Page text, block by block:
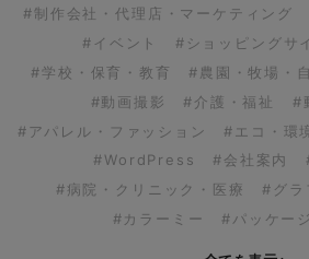
#制作会社・代理店・マーケティング
#イベント
#ショッピングサ
#学校・保育・教育
#農園・牧場・
#動画撮影
#介護・福祉
#
#アパレル・ファッション
#エコ・環
#WordPress
#会社案内
#病院・クリニック・医療
#グラ
#カラーミー
#パッケー